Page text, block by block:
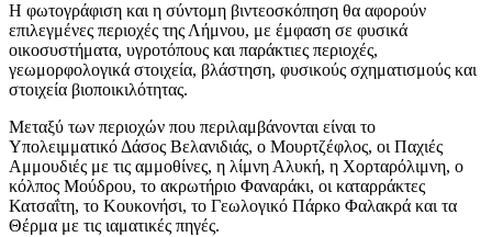
Η φωτογράφιση και η σύντομη βιντεοσκόπηση θα αφορούν
επιλεγμένες περιοχές της Λήμνου, με έμφαση σε φυσικά
οικοσυστήματα, υγροτόπους και παράκτιες περιοχές,
γεωμορφολογικά στοιχεία, βλάστηση, φυσικούς σχηματισμούς και
στοιχεία βιοποικιλότητας.
Μεταξύ των περιοχών που περιλαμβάνονται είναι το
Υπολειμματικό Δάσος Βελανιδιάς, ο Μουρτζέφλος, οι Παχιές
Αμμουδιές με τις αμμοθίνες, η λίμνη Αλυκή, η Χορταρόλιμνη, ο
κόλπος Μούδρου, το ακρωτήριο Φαναράκι, οι καταρράκτες
Κατσαΐτη, το Κουκονήσι, το Γεωλογικό Πάρκο Φαλακρά και τα
Θέρμα με τις ιαματικές πηγές.